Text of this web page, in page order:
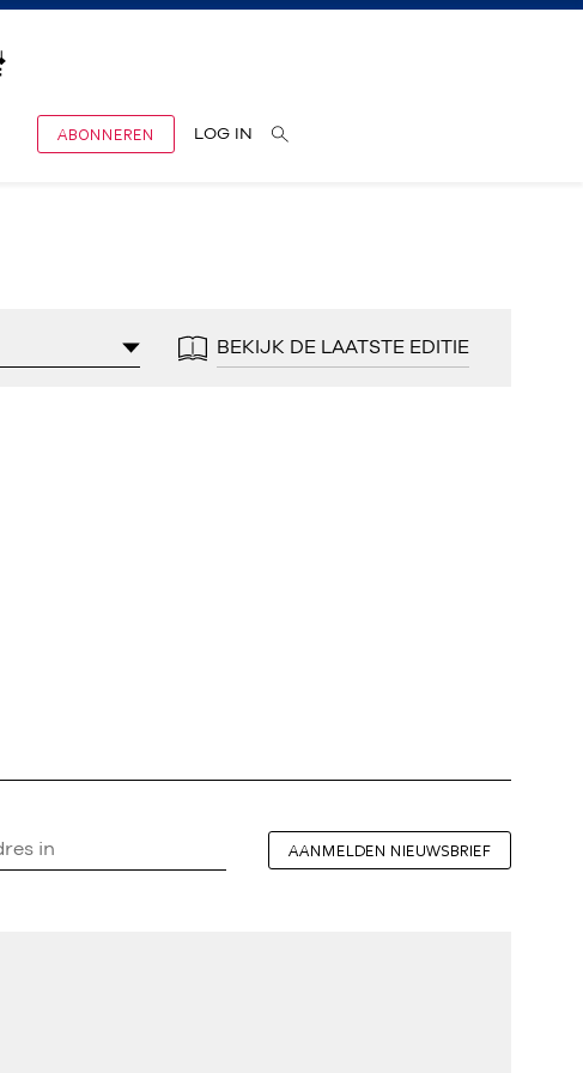
ABONNEREN LOG IN
BEKIJK DE LAATSTE EDITIE
AANMELDEN NIEUWSBRIEF